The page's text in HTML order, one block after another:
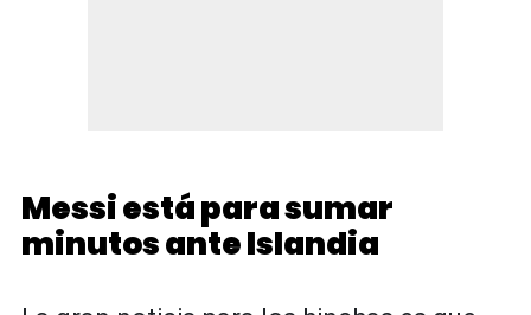
Messi está para sumar
minutos ante Islandia